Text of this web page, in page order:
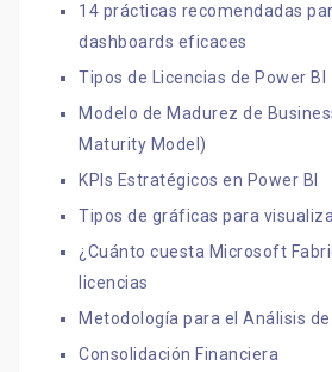
14 prácticas recomendadas
dashboards eficaces
Tipos de Licencias de Power BI
Modelo de Madurez de
Maturity Model)
KPIs Estratégicos en Power BI
Tipos de gráficas para
¿Cuánto cuesta Microsoft
licencias
Metodología para el Análisis
Consolidación Financiera